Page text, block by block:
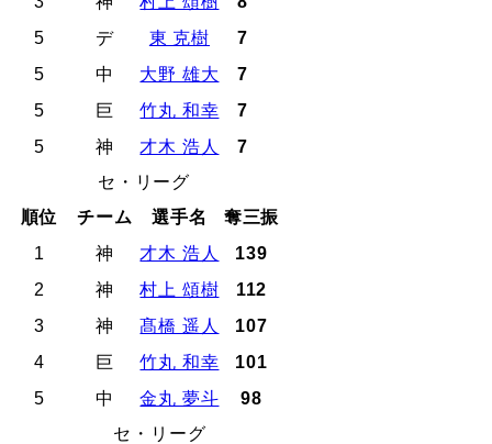
5
デ 東 克樹
7
5
中 大野 雄大
7
5
巨 竹丸 和幸
7
5
神 才木 浩人
7
セ・リーグ
順位
チーム 選手名
奪三振
1
神 才木 浩人
139
2
神 村上 頌樹
112
3
神 髙橋 遥人
107
4
巨 竹丸 和幸
101
5
中 金丸 夢斗
98
セ・リーグ